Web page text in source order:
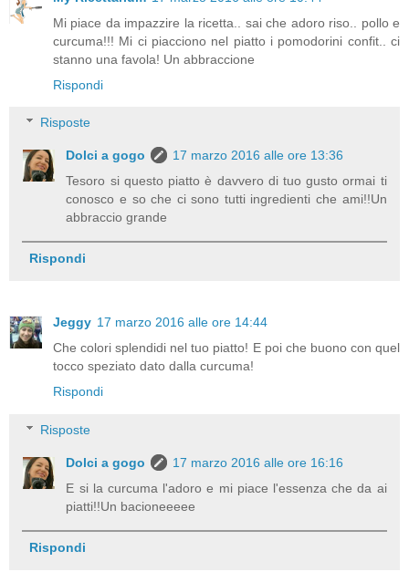
Mi piace da impazzire la ricetta.. sai che adoro riso.. pollo e
curcuma!!! Mi ci piacciono nel piatto i pomodorini confit.. ci
stanno una favola! Un abbraccione
Rispondi
Risposte
Dolci a gogo
17 marzo 2016 alle ore 13:36
Tesoro si questo piatto è davvero di tuo gusto ormai ti
conosco e so che ci sono tutti ingredienti che ami!!Un
abbraccio grande
Rispondi
Jeggy 17 marzo 2016 alle ore 14:44
Che colori splendidi nel tuo piatto! E poi che buono con quel
tocco speziato dato dalla curcuma!
Rispondi
Risposte
Dolci a gogo
17 marzo 2016 alle ore 16:16
E si la curcuma l'adoro e mi piace l'essenza che da ai
piatti!!Un bacioneeeee
Rispondi